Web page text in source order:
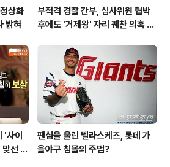
상화
밝혀
부적격 경찰 간부, 심사위원 협박
후에도 '거제왕' 자리 꿰찬 의혹 진
'사이
선 통
팬심을 울린 벨라스케즈, 롯데 가
을야구 침몰의 주범?